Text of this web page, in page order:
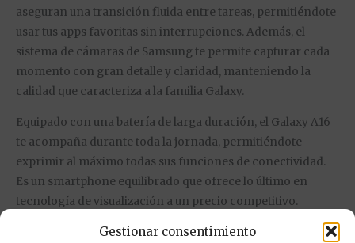
Gestionar consentimiento
aseguran una transición fluida entre tareas, permitiéndote
usar tus apps favoritas sin interrupciones. Además, el
sistema de cámaras de Samsung te permite capturar cada
momento con gran detalle y claridad, manteniendo la
calidad que caracteriza a la familia Galaxy.
Equipado con una batería de larga duración, el Galaxy A16
te acompaña durante toda la jornada, permitiéndote
exprimir al máximo todas sus funciones de conectividad.
Es un smartphone equilibrado que ofrece lo último en
tecnología de visualización a un precio competitivo.
Características destacadas: